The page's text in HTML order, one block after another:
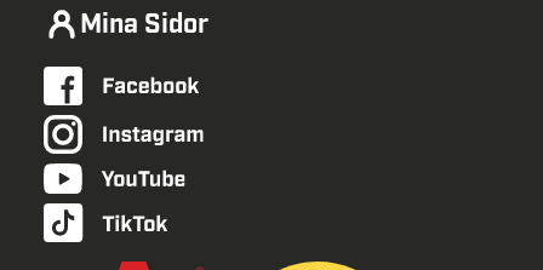
Mina Sidor